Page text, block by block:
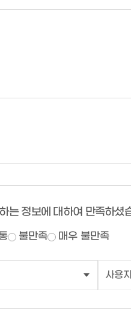
는 정보에 대하여 만족하셨
불만족 매우 불만족